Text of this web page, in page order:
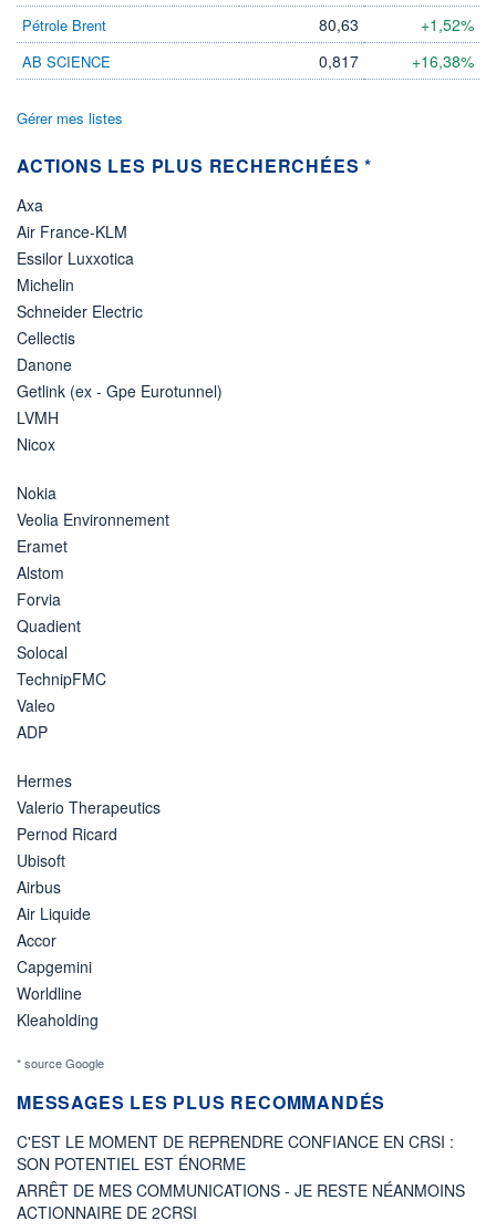
Pétrole Brent 80,63 +1,52%
AB SCIENCE 0,817 +16,38%
Gérer mes listes
ACTIONS LES PLUS RECHERCHÉES *
Axa
Air France-KLM
Essilor Luxxotica
Michelin
Schneider Electric
Cellectis
Danone
Getlink (ex - Gpe Eurotunnel)
LVMH
Nicox
Nokia
Veolia Environnement
Eramet
Alstom
Forvia
Quadient
Solocal
TechnipFMC
Valeo
ADP
Hermes
Valerio Therapeutics
Pernod Ricard
Ubisoft
Airbus
Air Liquide
Accor
Capgemini
Worldline
Kleaholding
* source Google
MESSAGES LES PLUS RECOMMANDÉS
C'EST LE MOMENT DE REPRENDRE CONFIANCE EN CRSI :
SON POTENTIEL EST ÉNORME
ARRÊT DE MES COMMUNICATIONS - JE RESTE NÉANMOINS
ACTIONNAIRE DE 2CRSI